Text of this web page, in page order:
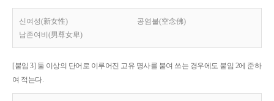
신여성(新女性)
공염불(空念佛)
남존여비(男尊女卑)
[붙임 3] 둘 이상의 단어로 이루어진 고유 명사를 붙여 쓰는 경우에도 붙임 2에 준하
여 적는다.